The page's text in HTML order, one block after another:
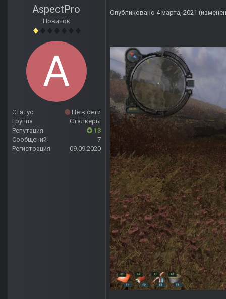
AspectPro
Новичок
Статус
Не в сети
Группа
Сталкеры
Репутация
13
Сообщений
7
Регистрация
09.09.2020
Опубликовано 4 марта, 2021